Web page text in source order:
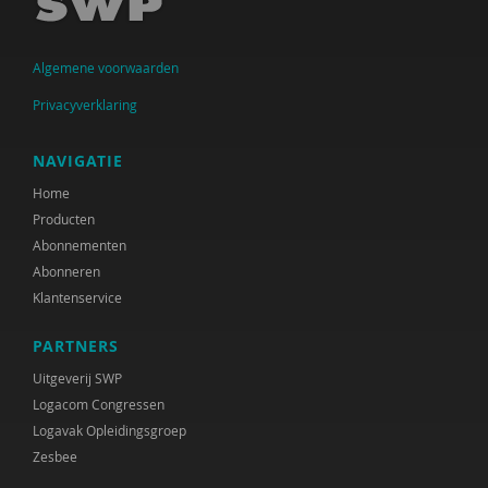
Judith den Besten
Koninkrijksrelaties
Arjan Blokland
Anne-Mei Blom
Martine Blom
Leonieke Boendermaker
Arjan Bolt
Inge Bongers
Sanne Boschman
Algemene voorwaarden
Privacyverklaring
NAVIGATIE
Home
Producten
Abonnementen
Abonneren
Klantenservice
PARTNERS
Uitgeverij SWP
Logacom Congressen
Logavak Opleidingsgroep
Zesbee